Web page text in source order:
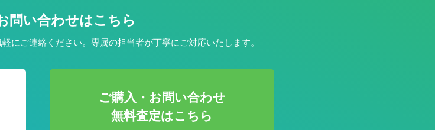
問い合わせはこちら
にご連絡ください。専属の担当者が丁寧にご対応いたします。
ご購入・お問い合わせ
無料査定はこちら